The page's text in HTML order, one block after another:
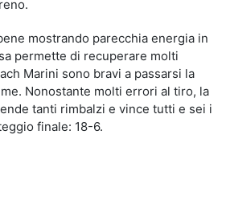
mostrando parecchia energia in
permette di recuperare molti
Marini sono bravi a passarsi la
Nonostante molti errori al tiro, la
tanti rimbalzi e vince tutti e sei i
finale: 18-6.